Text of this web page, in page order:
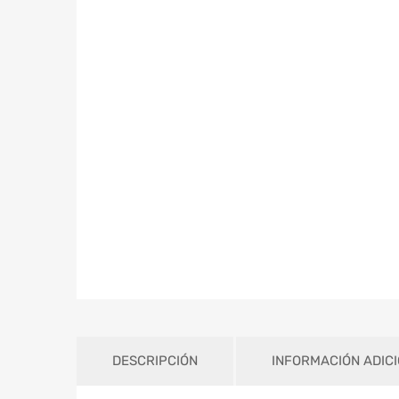
DESCRIPCIÓN INFORMACIÓN